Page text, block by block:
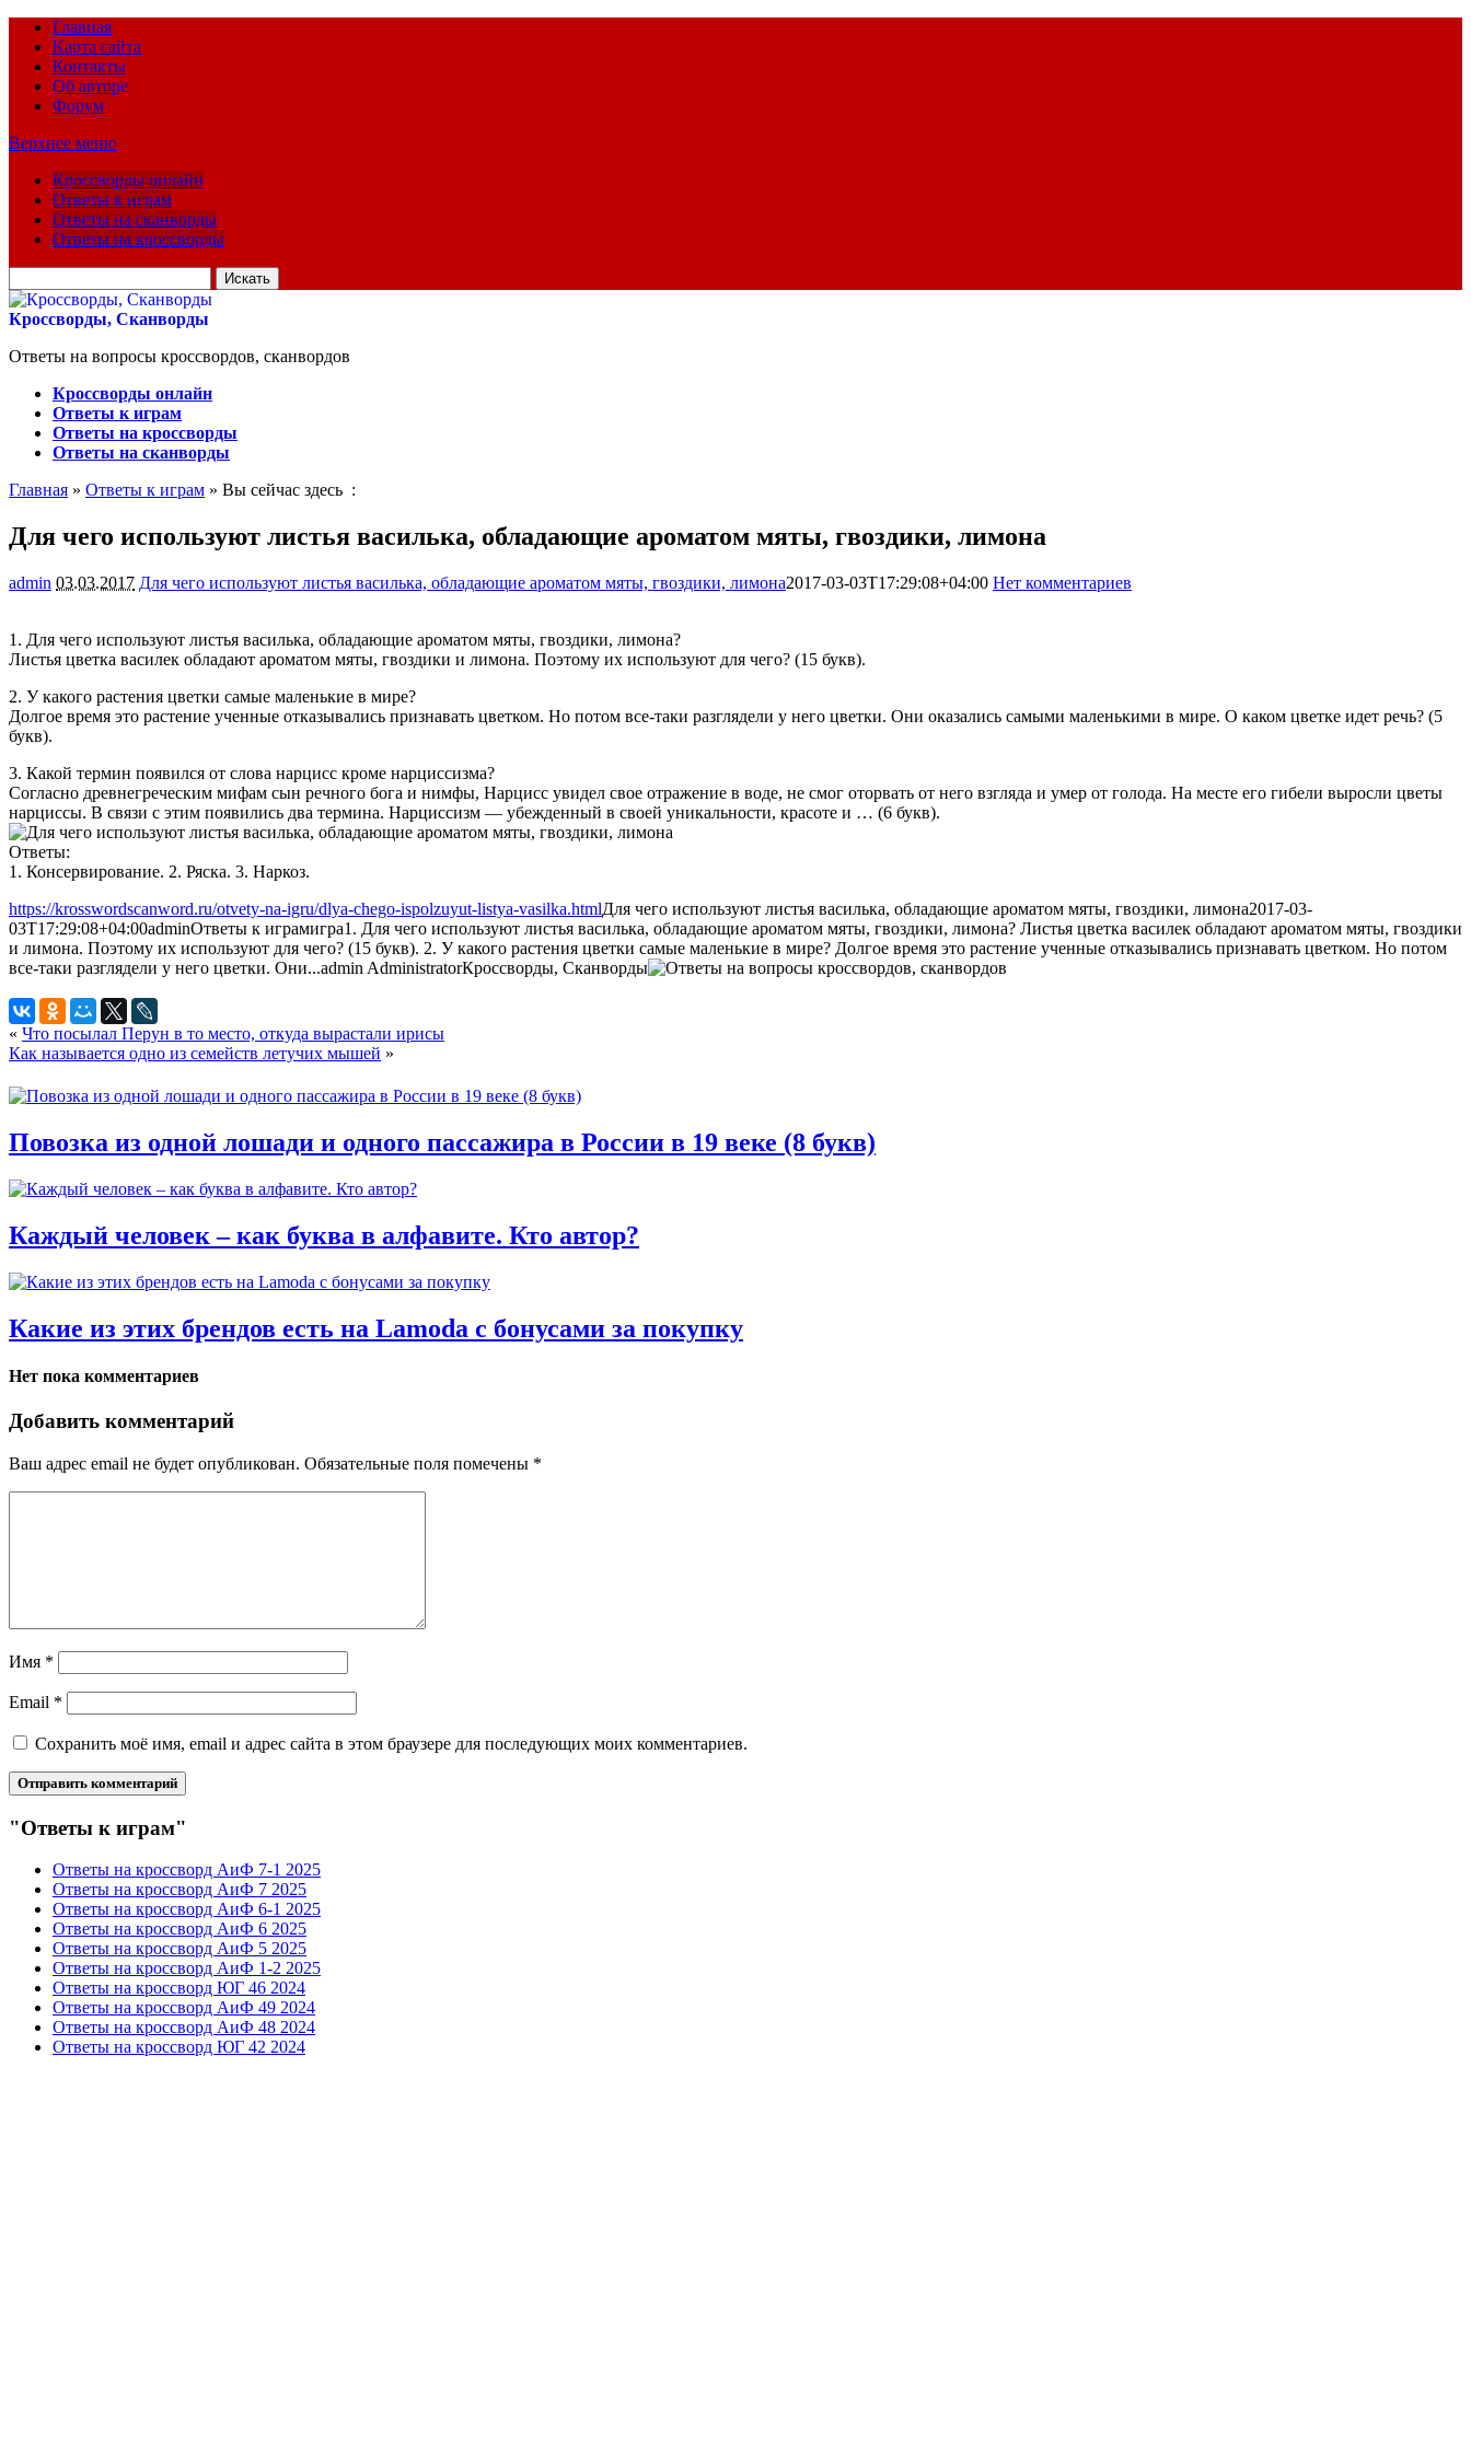
Главная
Карта сайта
Контакты
Об авторе
Форум
Верхнее меню
Кроссворды онлайн
Ответы к играм
Ответы на сканворды
Ответы на кроссворды
для:
Кроссворды, Сканворды
Ответы на вопросы кроссвордов, сканвордов
Кроссворды онлайн
Ответы к играм
Ответы на кроссворды
Ответы на сканворды
Главная » Ответы к играм » Вы сейчас здесь :
Для чего используют листья василька, обладающие ароматом мяты, гвоздики, лимона
admin 03.03.2017 Для чего используют листья василька, обладающие ароматом мяты, гвоздики, лимона2017-03-03T17:29:08+04:00 Нет комментариев
1. Для чего используют листья василька, обладающие ароматом мяты, гвоздики, лимона?
Листья цветка василек обладают ароматом мяты, гвоздики и лимона. Поэтому их используют для чего? (15 букв).
2. У какого растения цветки самые маленькие в мире?
Долгое время это растение ученные отказывались признавать цветком. Но потом все-таки разглядели у него цветки. Они оказались самыми маленькими в мире. О каком цветке идет речь? (5
букв).
3. Какой термин появился от слова нарцисс кроме нарциссизма?
Согласно древнегреческим мифам сын речного бога и нимфы, Нарцисс увидел свое отражение в воде, не смог оторвать от него взгляда и умер от голода. На месте его гибели выросли цветы
нарциссы. В связи с этим появились два термина. Нарциссизм — убежденный в своей уникальности, красоте и … (6 букв).
Ответы:
1. Консервирование. 2. Ряска. 3. Наркоз.
https://krosswordscanword.ru/otvety-na-igru/dlya-chego-ispolzuyut-listya-vasilka.htmlДля чего используют листья василька, обладающие ароматом мяты, гвоздики, лимона2017-03-
03T17:29:08+04:00adminОтветы к играмигра1. Для чего используют листья василька, обладающие ароматом мяты, гвоздики, лимона? Листья цветка василек обладают ароматом мяты, гвоздики
и лимона. Поэтому их используют для чего? (15 букв). 2. У какого растения цветки самые маленькие в мире? Долгое время это растение ученные отказывались признавать цветком. Но потом
все-таки разглядели у него цветки. Они...admin AdministratorКроссворды, Сканворды
« Что посылал Перун в то место, откуда вырастали ирисы
Как называется одно из семейств летучих мышей »
Повозка из одной лошади и одного пассажира в России в 19 веке (8 букв)
Каждый человек – как буква в алфавите. Кто автор?
Какие из этих брендов есть на Lamoda с бонусами за покупку
Нет пока комментариев
Добавить комментарий
Ваш адрес email не будет опубликован. Обязательные поля помечены *
Имя *
Email *
Сохранить моё имя, email и адрес сайта в этом браузере для последующих моих комментариев.
"Ответы к играм"
Ответы на кроссворд АиФ 7-1 2025
Ответы на кроссворд АиФ 7 2025
Ответы на кроссворд АиФ 6-1 2025
Ответы на кроссворд АиФ 6 2025
Ответы на кроссворд АиФ 5 2025
Ответы на кроссворд АиФ 1-2 2025
Ответы на кроссворд ЮГ 46 2024
Ответы на кроссворд АиФ 49 2024
Ответы на кроссворд АиФ 48 2024
Ответы на кроссворд ЮГ 42 2024